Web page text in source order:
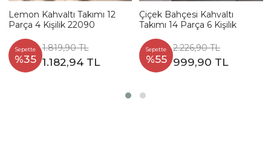
Lemon Kahvaltı Takımı 12
Parça 4 Kişilik 22090
Sepette
%35
1.819,90 TL
1.182,94 TL
Çiçek Bahçesi Kahvaltı
Takımı 14 Parça 6 Kişilik
Sepette
%55
2.226,90 TL
999,90 TL